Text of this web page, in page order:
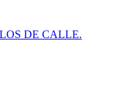
DE CALLE.